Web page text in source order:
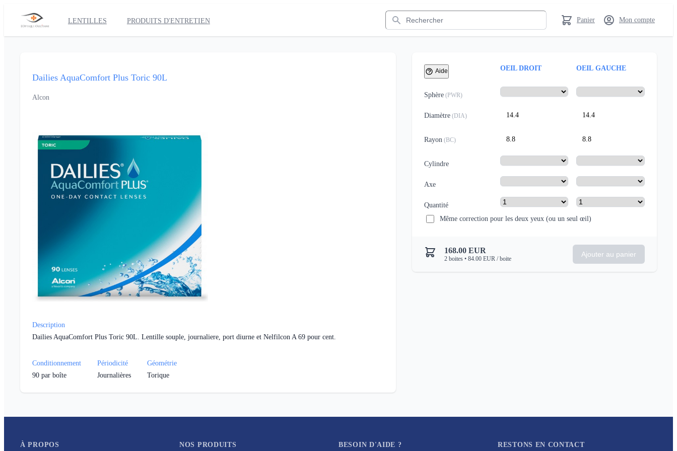
LENTILLES PRODUITS D'ENTRETIEN
Rechercher
Panier Mon compte
Dailies AquaComfort Plus Toric 90L
Alcon
Description
Dailies AquaComfort Plus Toric 90L. Lentille souple, journaliere, port diurne et Nelfilcon A 69 pour cent.
Conditionnement
90 par boîte
Périodicité
Journalières
Géométrie
Torique
Aide OEIL DROIT OEIL GAUCHE
Sphère(PWR)
Diamètre(DIA) 14.4 14.4
Rayon(BC) 8.8 8.8
Cylindre
Axe
Quantité
Même correction pour les deux yeux (ou un seul œil)
168.00 EUR
2boites• 84.00 EUR / boite
Ajouter au panier
À PROPOS NOS PRODUITS BESOIN D'AIDE ? RESTONS EN CONTACT